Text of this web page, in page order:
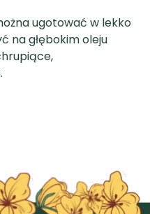
ugotować w lekko
na głębokim oleju